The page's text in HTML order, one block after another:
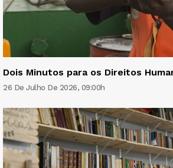
Dois Minutos para os Direitos
26 De Julho De 2026, 09:00h